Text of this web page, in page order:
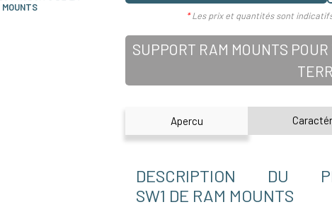
MOUNTS
*Les prix et quantités sont
SUPPORT RAM MOUNTS
Apercu
DESCRIPTION DU
SW1 DE RAM MOUNTS